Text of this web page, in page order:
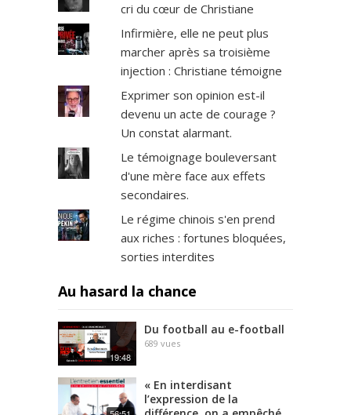
cri du cœur de Christiane
Infirmière, elle ne peut plus
marcher après sa troisième
injection : Christiane témoigne
Exprimer son opinion est-il
devenu un acte de courage ?
Un constat alarmant.
Le témoignage bouleversant
d'une mère face aux effets
secondaires.
Le régime chinois s'en prend
aux riches : fortunes bloquées,
sorties interdites
Au hasard la chance
19:48
Du football au e-football
689 vues
« En interdisant
l’expression de la